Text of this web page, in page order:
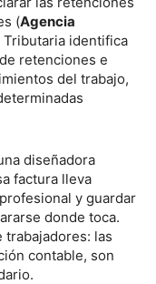
(Agencia
Tributaria identifica
retenciones e
del trabajo,
diseñadora
factura lleva
y guardar
donde toca.
trabajadores: las
contable, son